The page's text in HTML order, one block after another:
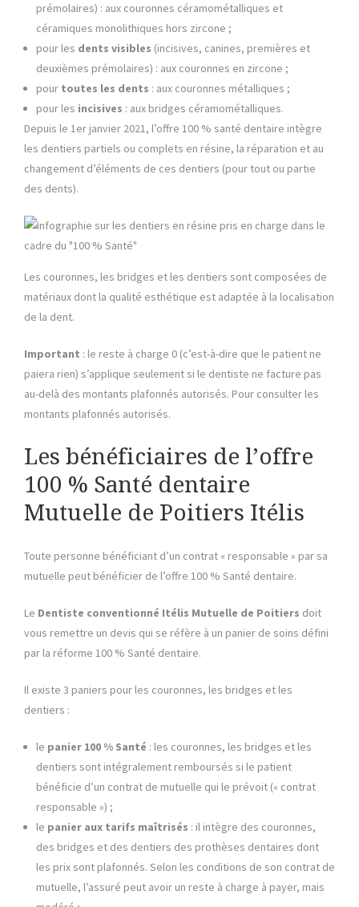
prémolaires) : aux couronnes céramométalliques et
céramiques monolithiques hors zircone ;
pour les dents visibles (incisives, canines, premières et
deuxièmes prémolaires) : aux couronnes en zircone ;
pour toutes les dents : aux couronnes métalliques ;
pour les incisives : aux bridges céramométalliques.
Depuis le 1er janvier 2021, l’offre 100 % santé dentaire intègre
les dentiers partiels ou complets en résine, la réparation et au
changement d’éléments de ces dentiers (pour tout ou partie
des dents).
Les couronnes, les bridges et les dentiers sont composées de
matériaux dont la qualité esthétique est adaptée à la localisation
de la dent.
Important : le reste à charge 0 (c’est-à-dire que le patient ne
paiera rien) s’applique seulement si le dentiste ne facture pas
au-delà des montants plafonnés autorisés. Pour consulter les
montants plafonnés autorisés.
Les bénéficiaires de l’offre
100 % Santé dentaire
Mutuelle de Poitiers Itélis
Toute personne bénéficiant d’un contrat « responsable » par sa
mutuelle peut bénéficier de l’offre 100 % Santé dentaire.
Le Dentiste conventionné Itélis Mutuelle de Poitiers doit
vous remettre un devis qui se réfère à un panier de soins défini
par la réforme 100 % Santé dentaire.
Il existe 3 paniers pour les couronnes, les bridges et les
dentiers :
le panier 100 % Santé : les couronnes, les bridges et les
dentiers sont intégralement remboursés si le patient
bénéficie d’un contrat de mutuelle qui le prévoit (« contrat
responsable ») ;
le panier aux tarifs maîtrisés : il intègre des couronnes,
des bridges et des dentiers des prothèses dentaires dont
les prix sont plafonnés. Selon les conditions de son contrat de
mutuelle, l’assuré peut avoir un reste à charge à payer, mais